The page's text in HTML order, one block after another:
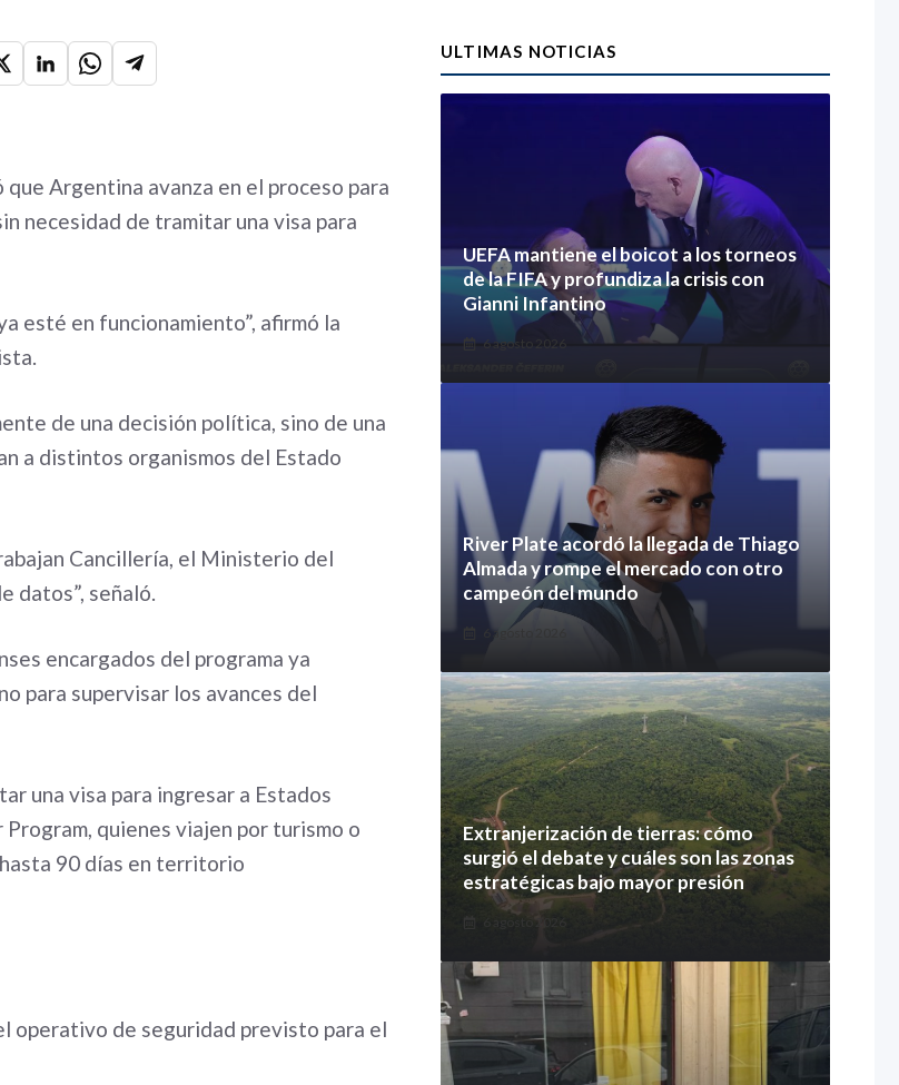
Argentina avanza en el proceso para
necesidad de tramitar una visa para
esté en funcionamiento”, afirmó la
de una decisión política, sino de una
a distintos organismos del Estado
Cancillería, el Ministerio del
datos”, señaló.
encargados del programa ya
para supervisar los avances del
una visa para ingresar a Estados
quienes viajen por turismo o
90 días en territorio
operativo de seguridad previsto para el
ULTIMAS NOTICIAS
UEFA mantiene el boicot a los torneos
de la FIFA y profundiza la crisis con
Gianni Infantino
6 agosto 2026
River Plate acordó la llegada de Thiago
Almada y rompe el mercado con otro
campeón del mundo
6 agosto 2026
Extranjerización de tierras: cómo
surgió el debate y cuáles son las zonas
estratégicas bajo mayor presión
6 agosto 2026